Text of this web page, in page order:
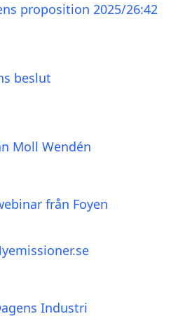
proposition 2025/26:42
beslut
Moll Wendén
från Foyen
Industri